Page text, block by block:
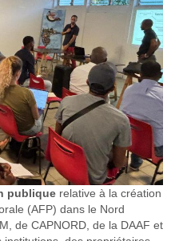
publique relative à la création
(AFP) dans le Nord
de CAPNORD, de la DAAF et